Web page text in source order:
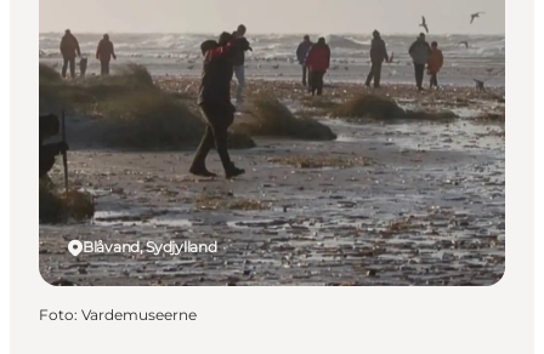
Blåvand, Sydjylland
Foto: Vardemuseerne